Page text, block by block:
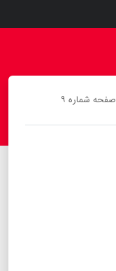
صفحه شماره ۹